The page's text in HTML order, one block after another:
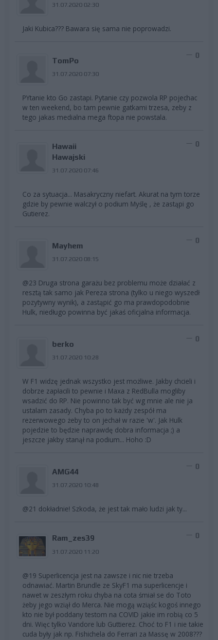
31.07.2020 02:30
Jaki Kubica??? Bawara się sama nie poprowadzi.
TomPo
31.07.2020 07:30
0
PYtanie kto Go zastapi. Pytanie czy pozwola RP pojechac
w ten weekend, bo tam pewnie gatkami trzesa, zeby z
tego jakas medialna mega ftopa nie powstala.
Hawaii
Hawajski
31.07.2020 07:46
0
Co za sytuacja... Masakryczny niefart. Akurat na tym torze
gdzie by pewnie walczył o podium Myślę , że zastąpi go
Gutierez.
Mayhem
31.07.2020 08:15
0
@23 Druga strona garażu bez problemu może działać z
resztą tak samo jak Pereza strona (tylko u niego wyszedł
pozytywny wynik), a zastąpić go ma prawdopodobnie
Hulk, niedługo powinna być jakaś oficjalna informacja.
berko
31.07.2020 10:28
0
W F1 widzę jednak wszystko jest możliwe. Jakby chcieli i
dobrze zapłacili to pewnie i Maxa z RedBulla mogliby
wsadzić do RP. Nie powinno tak być wg mnie ale nie ja
ustalam zasady. Chyba po to każdy zespół ma
rezerwowego żeby to on jechał w razie 'w'. Jak Hulk
pojedzie to będzie naprawdę dobra informacja ;) a
jeszcze jakby stanął na podium... Hoho :D
AMG44
31.07.2020 10:48
0
@21 dokładnie! Szkoda, że jest tak mało ludzi jak ty...
Ram_zes39
31.07.2020 11:20
0
@19 Superlicencja jest na zawsze i nic nie trzeba
odnawiać. Martin Brundle ze SkyF1 ma superlicencje i
nawet w zeszłym roku chyba na cota śmiał se do Toto
żeby jego wziął do Merca. Nie mogą wziąśc kogoś innego
kto nie był poddany testom na COVID jakie im robią co 5
dni. Więc tylko Vandore lub Guttierez. Choć to F1 i nie takie
cuda były jak np. Fishichela do Ferrari za Massę w 2008???